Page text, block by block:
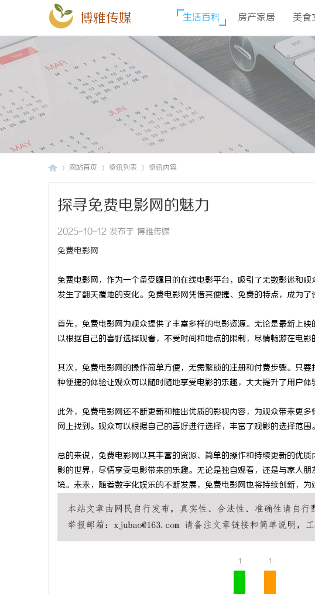
博雅传媒 生活百科 房产家居 美食
网站首页 资讯列表 资讯内容
探寻免费电影网的魅力
2025-10-12 发布于 博雅传媒
免费电影网
免费电影网，作为一个备受瞩目的在线电影平台，吸引了无数影迷和
发生了翻天覆地的变化。免费电影网凭借其便捷、免费的特点，成为了
首先，免费电影网为观众提供了丰富多样的电影资源。无论是最新上
以根据自己的喜好选择观看，不受时间和地点的限制，尽情畅游在电影
其次，免费电影网的操作简单方便，无需繁琐的注册和付费步骤。只
种便捷的体验让观众可以随时随地享受电影的乐趣，大大提升了用户体
此外，免费电影网还不断更新和推出优质的影视内容，为观众带来更
网上找到。观众可以根据自己的喜好进行选择，丰富了观影的选择范围。
总的来说，免费电影网以其丰富的资源、简单的操作和持续更新的优
影的世界，尽情享受电影带来的乐趣。无论是独自观看，还是与家人
境。未来，随着数字化娱乐的不断发展，免费电影网也将持续创新，为
1 1
贝净 AC 国际医疗实验室
全解析